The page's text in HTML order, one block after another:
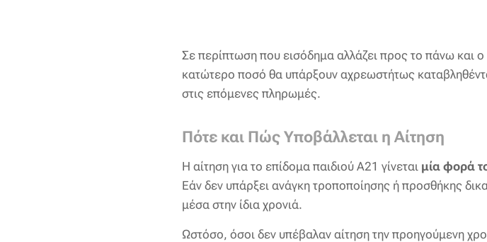
Σε περίπτωση που εισόδημα αλλάζει προς το πάνω και ο
κατώτερο ποσό θα υπάρξουν αχρεωστήτως
στις επόμενες πληρωμές.
Πότε και Πώς Υποβάλλεται η Αίτηση
Η αίτηση για το επίδομα παιδιού Α21 γίνεται μία φορά
Εάν δεν υπάρξει ανάγκη τροποποίησης ή προσθήκης
μέσα στην ίδια χρονιά.
Ωστόσο, όσοι δεν υπέβαλαν αίτηση την προηγούμενη